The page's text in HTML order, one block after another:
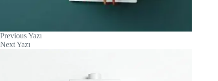
PreviousYazı
NextYazı